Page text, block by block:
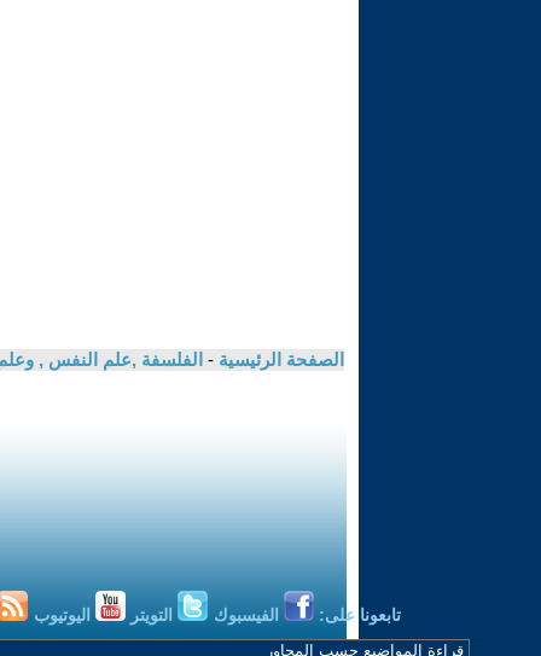
الصفحة الرئيسية - الفلسفة ,علم النفس ,
تابعونا على: الفيسبوك التويتر اليوتيوب